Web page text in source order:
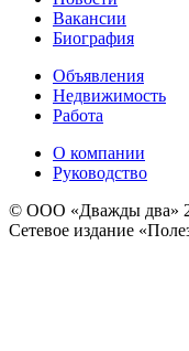
Вакансии
Биография
Объявления
Недвижимость
Работа
О компании
Руководство
© ООО «Дважды два»
Сетевое издание